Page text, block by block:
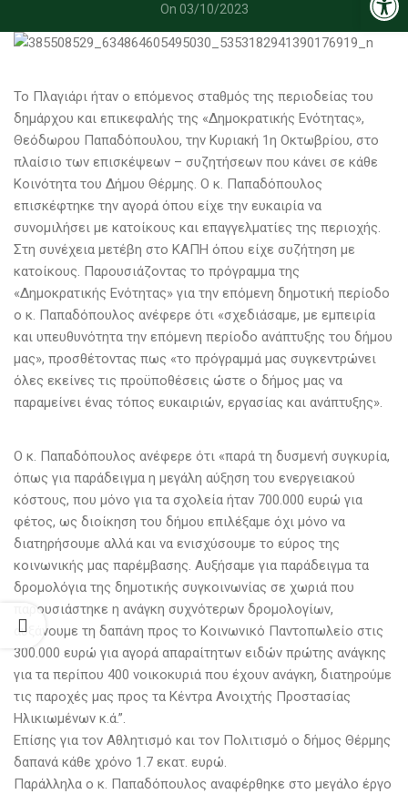
On 03/10/2023
Το Πλαγιάρι ήταν ο επόμενος σταθμός της περιοδείας του
δημάρχου και επικεφαλής της «Δημοκρατικής Ενότητας»,
Θεόδωρου Παπαδόπουλου, την Κυριακή 1η Οκτωβρίου, στο
πλαίσιο των επισκέψεων – συζητήσεων που κάνει σε κάθε
Κοινότητα του Δήμου Θέρμης. Ο κ. Παπαδόπουλος
επισκέφτηκε την αγορά όπου είχε την ευκαιρία να
συνομιλήσει με κατοίκους και επαγγελματίες της περιοχής.
Στη συνέχεια μετέβη στο ΚΑΠΗ όπου είχε συζήτηση με
κατοίκους. Παρουσιάζοντας το πρόγραμμα της
«Δημοκρατικής Ενότητας» για την επόμενη δημοτική περίοδο
ο κ. Παπαδόπουλος ανέφερε ότι «σχεδιάσαμε, με εμπειρία
και υπευθυνότητα την επόμενη περίοδο ανάπτυξης του δήμου
μας», προσθέτοντας πως «το πρόγραμμά μας συγκεντρώνει
όλες εκείνες τις προϋποθέσεις ώστε ο δήμος μας να
παραμείνει ένας τόπος ευκαιριών, εργασίας και ανάπτυξης».
Ο κ. Παπαδόπουλος ανέφερε ότι «παρά τη δυσμενή συγκυρία,
όπως για παράδειγμα η μεγάλη αύξηση του ενεργειακού
κόστους, που μόνο για τα σχολεία ήταν 700.000 ευρώ για
φέτος, ως διοίκηση του δήμου επιλέξαμε όχι μόνο να
διατηρήσουμε αλλά και να ενισχύσουμε το εύρος της
κοινωνικής μας παρέμβασης. Αυξήσαμε για παράδειγμα τα
δρομολόγια της δημοτικής συγκοινωνίας σε χωριά που
παρουσιάστηκε η ανάγκη συχνότερων δρομολογίων,
αυξάνουμε τη δαπάνη προς το Κοινωνικό Παντοπωλείο στις
300.000 ευρώ για αγορά απαραίτητων ειδών πρώτης ανάγκης
για τα περίπου 400 νοικοκυριά που έχουν ανάγκη, διατηρούμε
τις παροχές μας προς τα Κέντρα Ανοιχτής Προστασίας
Ηλικιωμένων κ.ά.”.
Επίσης για τον Αθλητισμό και τον Πολιτισμό ο δήμος Θέρμης
δαπανά κάθε χρόνο 1.7 εκατ. ευρώ.
Παράλληλα ο κ. Παπαδόπουλος αναφέρθηκε στο μεγάλο έργο